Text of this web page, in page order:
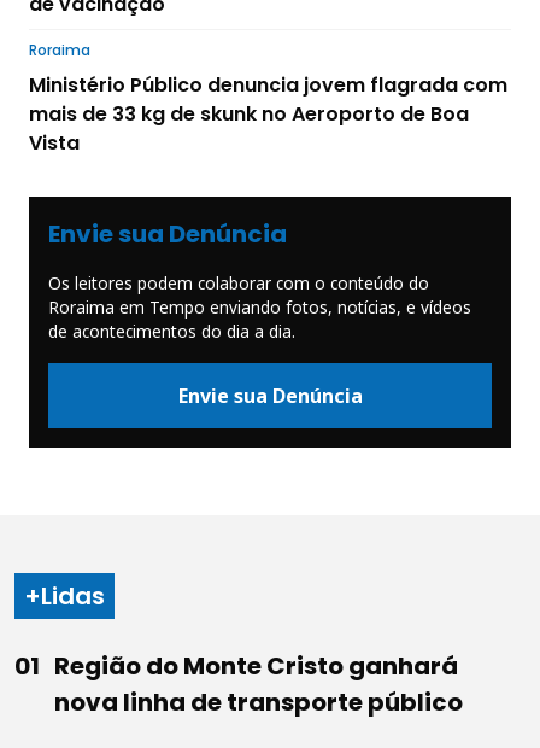
Roraima
Ministério Público denuncia jovem flagrada com
mais de 33 kg de skunk no Aeroporto de Boa
Vista
Envie sua Denúncia
Os leitores podem colaborar com o conteúdo do
Roraima em Tempo enviando fotos, notícias, e vídeos
de acontecimentos do dia a dia.
Envie sua Denúncia
+Lidas
Região do Monte Cristo ganhará
nova linha de transporte público